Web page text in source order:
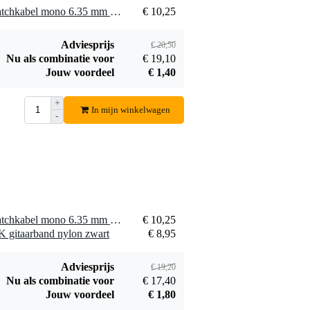
Fazley C5
gitaarcapo
€ 5,35
Bestel mee
2 x Klotz AU-JJ0030 2x patchkabel mono 6.35 mm recht 30 cm € 10,25
Adviesprijs € 20,50
Nu als combinatie voor
€ 19,10
Jouw voordeel
€ 1,40
+
-
In mijn winkelwagen
1 x Klotz AU-JJ0030 2x patchkabel mono 6.35 mm recht 30 cm
€ 10,25
gitaarband nylon zwart
€ 8,95
Adviesprijs € 19,20
Nu als combinatie voor
€ 17,40
Jouw voordeel
€ 1,80